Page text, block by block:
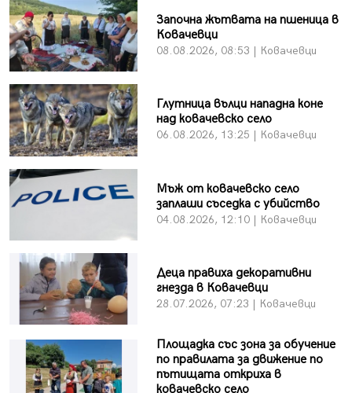
Започна жътвата на пшеница в
Ковачевци
08.08.2026, 08:53 | Ковачевци
Глутница вълци нападна коне
над ковачевско село
06.08.2026, 13:25 | Ковачевци
Мъж от ковачевско село
заплаши съседка с убийство
04.08.2026, 12:10 | Ковачевци
Деца правиха декоративни
гнезда в Ковачевци
28.07.2026, 07:23 | Ковачевци
Площадка със зона за обучение
по правилата за движение по
пътищата откриха в
ковачевско село